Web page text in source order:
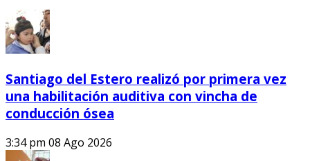
Santiago del Estero realizó por primera vez
una habilitación auditiva con vincha de
conducción ósea
3:34 pm 08 Ago 2026